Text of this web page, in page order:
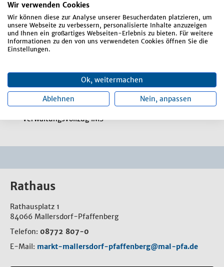
Wir verwenden Cookies
Wir können diese zur Analyse unserer Besucherdaten platzieren, um
unsere Webseite zu verbessern, personalisierte Inhalte anzuzeigen
und Ihnen ein großartiges Webseiten-Erlebnis zu bieten. Für weitere
Informationen zu den von uns verwendeten Cookies öffnen Sie die
Einstellungen.
Ok, weitermachen
Ablehnen Nein, anpassen
Marktfestsetzungen
Öffentliche Veranstaltungen
Organisation der Wahlen
Schöffenangelegenheiten
Stellenbeschreibungen und -bewertungen
Umsetzung der Tarifverträge
Verwaltungsvollzug IMS
Rathaus
Rathausplatz 1
84066 Mallersdorf-Pfaffenberg
Telefon: 08772 807-0
E-Mail: markt-mallersdorf-pfaffenberg@mal-pfa.de